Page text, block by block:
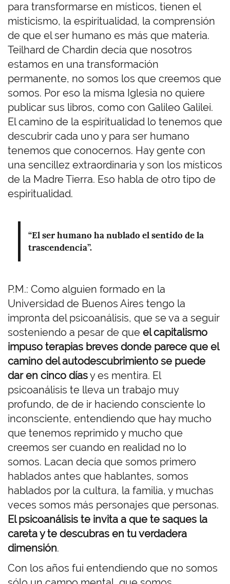
para transformarse en místicos, tienen el
misticismo, la espiritualidad, la comprensión
de que el ser humano es más que materia.
Teilhard de Chardin decía que nosotros
estamos en una transformación
permanente, no somos los que creemos que
somos. Por eso la misma Iglesia no quiere
publicar sus libros, como con Galileo Galilei.
El camino de la espiritualidad lo tenemos que
descubrir cada uno y para ser humano
tenemos que conocernos. Hay gente con
una sencillez extraordinaria y son los místicos
de la Madre Tierra. Eso habla de otro tipo de
espiritualidad.
“El ser humano ha nublado el sentido de la
trascendencia”.
P.M.: Como alguien formado en la
Universidad de Buenos Aires tengo la
impronta del psicoanálisis, que se va a seguir
sosteniendo a pesar de que el capitalismo
impuso terapias breves donde parece que el
camino del autodescubrimiento se puede
dar en cinco díasy es mentira. El
psicoanálisis te lleva un trabajo muy
profundo, de de ir haciendo consciente lo
inconsciente, entendiendo que hay mucho
que tenemos reprimido y mucho que
creemos ser cuando en realidad no lo
somos. Lacan decía que somos primero
hablados antes que hablantes, somos
hablados por la cultura, la familia, y muchas
veces somos más personajes que personas.
El psicoanálisis te invita a que te saques la
careta y te descubras en tu verdadera
dimensión.
Con los años fui entendiendo que no somos